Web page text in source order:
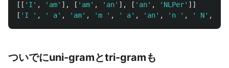
[[ ' I ' , ' am' ], [ ' am' , ' an' ], [ ' an' , ' NLPer' ]]
[ ' I ' , ' a' , ' am' , 'm ' , ' a' , ' an' , ' n ' , ' N' ,
ついでにuni-gramとtri-gramも